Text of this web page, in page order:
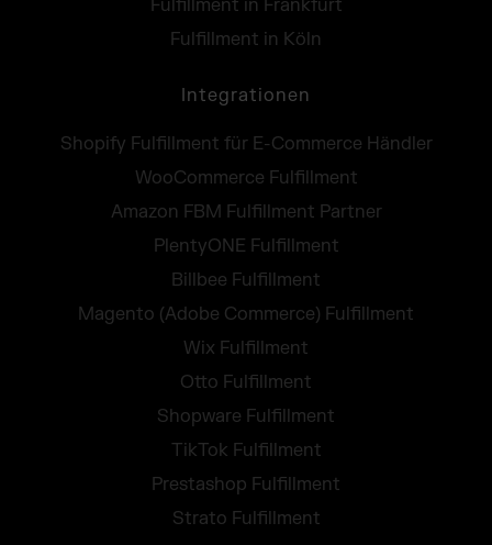
Fulfillment in Frankfurt
Fulfillment in Köln
Integrationen
Shopify Fulfillment für E-Commerce Händler
WooCommerce Fulfillment
Amazon FBM Fulfillment Partner
PlentyONE Fulfillment
Billbee Fulfillment
Magento (Adobe Commerce) Fulfillment
Wix Fulfillment
Otto Fulfillment
Shopware Fulfillment
TikTok Fulfillment
Prestashop Fulfillment
Strato Fulfillment